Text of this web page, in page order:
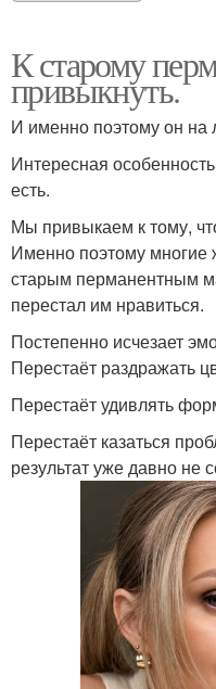
К старому
привыкнуть.
И именно поэтому он на
Интересная
есть.
Мы привыкаем к тому,
Именно поэтому
старым перманентным
перестал им нравиться.
Постепенно исчезает
Перестаёт раздражать
Перестаёт удивлять
Перестаёт казаться
результат уже давно не